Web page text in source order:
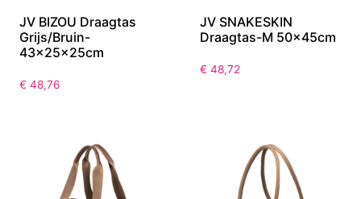
JV BIZOU Draagtas
Grijs/Bruin-
43x25x25cm
€ 48,76
JV SNAKESKIN
Draagtas-M 50x45cm
€ 48,72